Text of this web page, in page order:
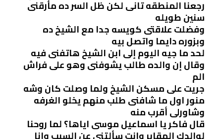
رجعنا المنطقه تانى لكن ظل السر ده مأرقنى
سنين طويله
وفضلت علاقتى كويسه جدا مع الشيخ ده
وبزوره دايما واتصل بيه
لحد ما جيه اليوم إلى ابن الشيخ هاتفنى فيه
وقال إن والده طالب يشوفنى وهو على فراش
الم
جريت على مسكن الشيخ ولما وصلت كان وشه
منور اول ما شافنى طلب منهم يخلو الغرفه
وشاورلى أقرب منه
قال فاكر يا اسماعيل موسى اياها؟ لما روحنا